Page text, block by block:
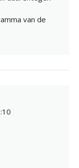
van de